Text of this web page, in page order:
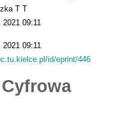
T T
09:11
09:11
id/eprint/446